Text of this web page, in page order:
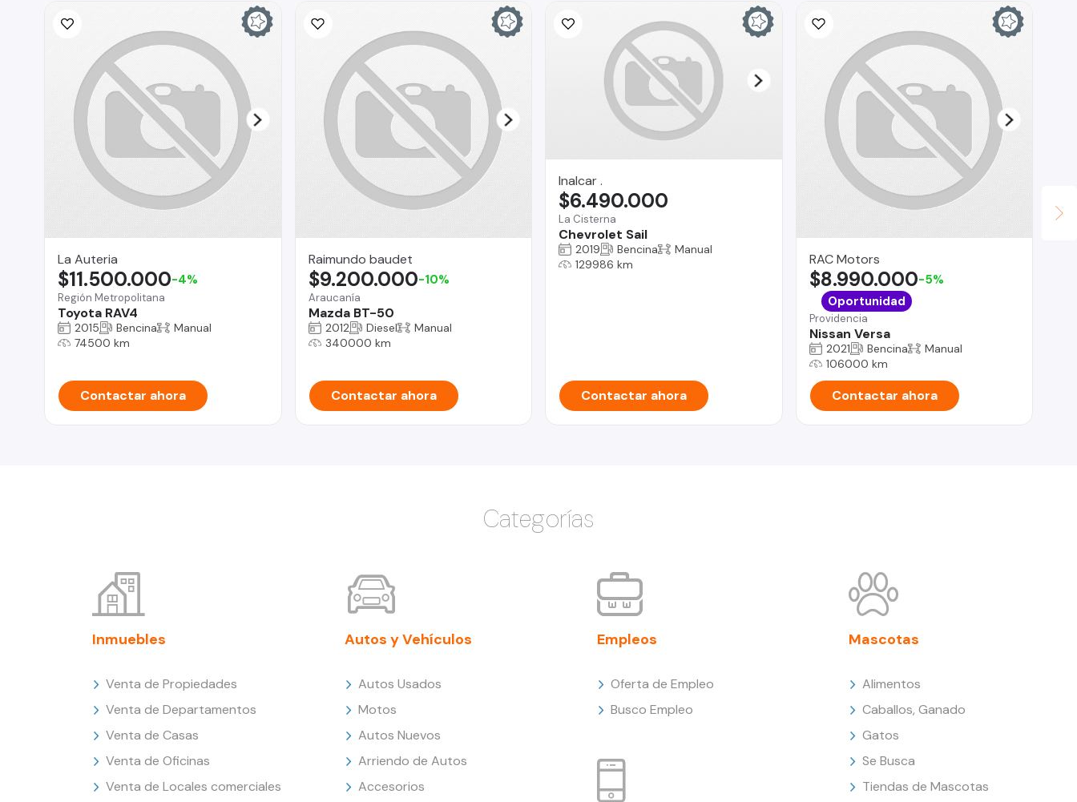
La Auteria
Región Metropolitana
Toyota RAV4
$11.500.000-4%
2015 Bencina
Manual
74500 km
Contactar ahora
Raimundo baudet
Araucanía
Mazda BT-50
$9.200.000-10%
2012 Diesel
Manual
340000 km
Contactar ahora
Inalcar .
La Cisterna
Chevrolet Sail
$6.490.000
2019 Bencina
Manual
129986 km
Contactar ahora
RAC Motors
Providencia
Nissan Versa
$8.990.000-5%
Oportunidad
2021 Bencina
Manual
106000 km
Contactar ahora
Categorías
Inmuebles
Venta de Propiedades
Venta de Departamentos
Venta de Casas
Venta de Oficinas
Venta de Locales comerciales
Autos y Vehículos
Autos Usados
Motos
Autos Nuevos
Arriendo de Autos
Accesorios
Empleos
Oferta de Empleo
Busco Empleo
Mascotas
Alimentos
Caballos, Ganado
Gatos
Se Busca
Tiendas de Mascotas